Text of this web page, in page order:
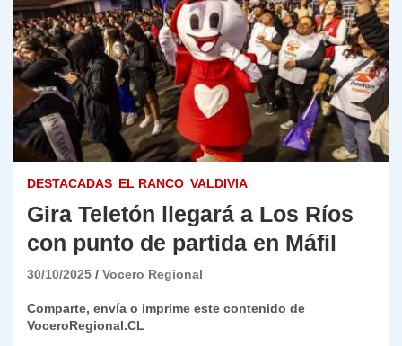
DESTACADAS EL RANCO VALDIVIA
Gira Teletón llegará a Los Ríos
con punto de partida en Máfil
30/10/2025 Vocero Regional
Comparte, envía o imprime este contenido de
VoceroRegional.CL